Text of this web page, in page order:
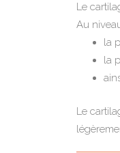
Le
Au
la
la
Le